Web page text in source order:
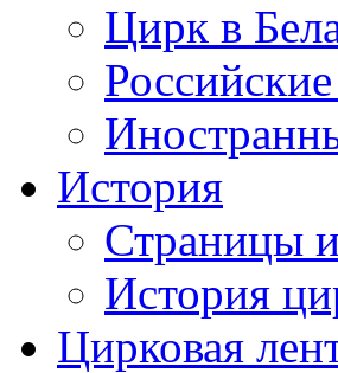
Цирк в
История
Страницы
История
Цирковая